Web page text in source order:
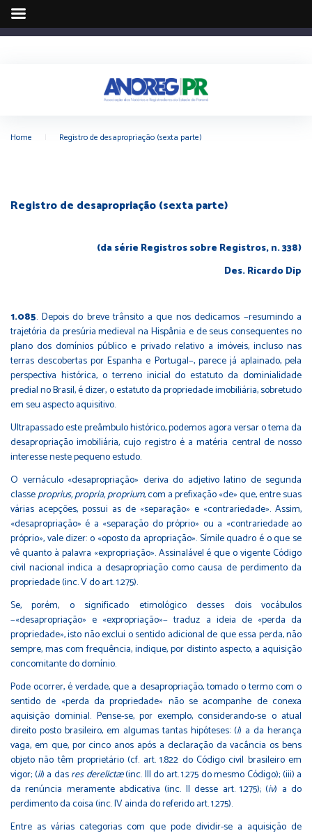
Home Registro de desapropriação (sexta parte)
Registro de desapropriação (sexta parte)
(da série Registros sobre Registros, n. 338)
Des. Ricardo Dip
1.085. Depois do breve trânsito a que nos dedicamos −resumindo a
trajetória da presúria medieval na Hispânia e de seus consequentes no
plano dos domínios público e privado relativo a imóveis, incluso nas
terras descobertas por Espanha e Portugal−, parece já aplainado, pela
perspectiva histórica, o terreno inicial do estatuto da dominialidade
predial no Brasil, é dizer, o estatuto da propriedade imobiliária, sobretudo
em seu aspecto aquisitivo.
Ultrapassado este preâmbulo histórico, podemos agora versar o tema da
desapropriação imobiliária, cujo registro é a matéria central de nosso
interesse neste pequeno estudo.
O vernáculo «desapropriação» deriva do adjetivo latino de segunda
classeproprius, propria, proprium, com a prefixação «de» que, entre suas
várias acepções, possui as de «separação» e «contrariedade». Assim,
«desapropriação» é a «separação do próprio» ou a «contrariedade ao
próprio», vale dizer: o «oposto da apropriação». Símile quadro é o que se
vê quanto à palavra «expropriação». Assinalável é que o vigente Código
civil nacional indica a desapropriação como causa de perdimento da
propriedade (inc. V do art. 1.275).
Se, porém, o significado etimológico desses dois vocábulos
−«desapropriação» e «expropriação»− traduz a ideia de «perda da
propriedade», isto não exclui o sentido adicional de que essa perda, não
sempre, mas com frequência, indique, por distinto aspecto, a aquisição
concomitante do domínio.
Pode ocorrer, é verdade, que a desapropriação, tomado o termo com o
sentido de «perda da propriedade» não se acompanhe de conexa
aquisição dominial. Pense-se, por exemplo, considerando-se o atual
direito posto brasileiro, em algumas tantas hipóteses: (i) a da herança
vaga, em que, por cinco anos após a declaração da vacância os bens
objeto não têm proprietário (cf. art. 1.822 do Código civil brasileiro em
vigor; (ii) a dasres derelictæ(inc. III do art. 1.275 do mesmo Código); (iii) a
da renúncia meramente abdicativa (inc. II desse art. 1.275); (iv) a do
perdimento da coisa (inc. IV ainda do referido art. 1.275).
Entre as várias categorias com que pode dividir-se a aquisição de